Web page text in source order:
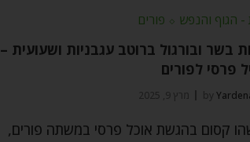
- הגוף והנפש ⬦ פורים
בשר ובורגול ברוטב עגבניות ושעועית –
פרסי לפורים
by מרץ 9, 2025
קסום בהגשת אוכל פרסי במשתה פורים,